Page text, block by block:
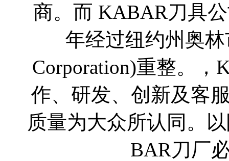
商。而 KABAR刀具
年经过纽约州奥
Corporation)重整。，
作、研发、创新及客
质量为大众所认同。
BAR刀厂